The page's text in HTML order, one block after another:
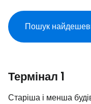
Пошук
Термінал 1
Старіша і менша